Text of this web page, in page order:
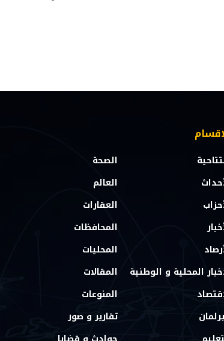
المحلية و الوطنية
الصحة
العالم
العقارات
المحافظات
المحليات
المقالات
المنوعات
تقارير و صور